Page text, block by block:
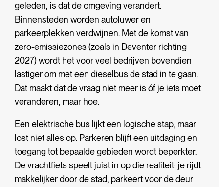
geleden, is dat de omgeving verandert.
Binnensteden worden autoluwer en
parkeerplekken verdwijnen. Met de komst van
zero-emissiezones (zoals in Deventer richting
2027) wordt het voor veel bedrijven bovendien
lastiger om met een dieselbus de stad in te gaan.
Dat maakt dat de vraag niet meer is óf je iets moet
veranderen, maar hoe.
Een elektrische bus lijkt een logische stap, maar
lost niet alles op. Parkeren blijft een uitdaging en
toegang tot bepaalde gebieden wordt beperkter.
De vrachtfiets speelt juist in op die realiteit: je rijdt
makkelijker door de stad, parkeert voor de deur